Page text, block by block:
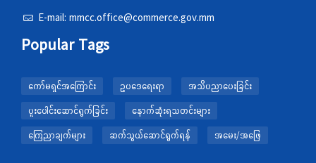
E-mail: mmcc.office@commerce.gov.mm
Popular Tags
ကော်မရှင်အကြောင်း ဥပဒေရေးရာ အသိပညာပေးခြင်း
ပူးပေါင်းဆောင်ရွက်ခြင်း နောက်ဆုံးရသတင်းများ
ကြေညာချက်များ ဆက်သွယ်ဆောင်ရွက်ရန် အမေး/အဖြေ